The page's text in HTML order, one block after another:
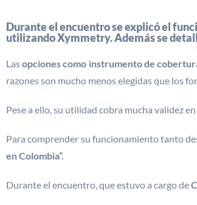
Durante el encuentro se explicó el
utilizando Xymmetry. Además se
Lasopciones como instrumento de
razones son mucho menos elegidas que los
Pese a ello, su utilidad cobra mucha validez en
Para comprender su funcionamiento tanto
en Colombia”.
Durante el encuentro, que estuvo a cargo de